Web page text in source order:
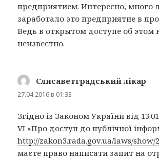
предприятием. Интересно, много
заработало это предприятие в
Ведь в открытом доступе об этом
неизвестно.
Єлисаветградський лікар
27.04.2016 в 01:33
Згідно із Законом України від
VI «Про доступ до публічної
http://zakon3.rada.gov.ua/laws/show/
маєте право написати запит на